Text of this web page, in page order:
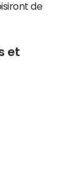
de
et